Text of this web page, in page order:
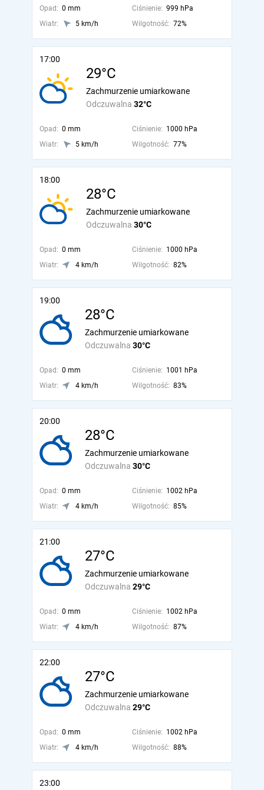
Opad: 0 mm Ciśnienie: 999 hPa
Wiatr:
5 km/h Wilgotność: 72%
17:00
29°C
Odczuwalna 32°C
Zachmurzenie umiarkowane
Opad: 0 mm Ciśnienie: 1000 hPa
Wiatr:
5 km/h Wilgotność: 77%
18:00
28°C
Odczuwalna 30°C
Zachmurzenie umiarkowane
Opad: 0 mm Ciśnienie: 1000 hPa
Wiatr:
4 km/h Wilgotność: 82%
19:00
28°C
Odczuwalna 30°C
Zachmurzenie umiarkowane
Opad: 0 mm Ciśnienie: 1001 hPa
Wiatr:
4 km/h Wilgotność: 83%
20:00
28°C
Odczuwalna 30°C
Zachmurzenie umiarkowane
Opad: 0 mm Ciśnienie: 1002 hPa
Wiatr:
4 km/h Wilgotność: 85%
21:00
27°C
Odczuwalna 29°C
Zachmurzenie umiarkowane
Opad: 0 mm Ciśnienie: 1002 hPa
Wiatr:
4 km/h Wilgotność: 87%
22:00
27°C
Odczuwalna 29°C
Zachmurzenie umiarkowane
Opad: 0 mm Ciśnienie: 1002 hPa
Wiatr:
4 km/h Wilgotność: 88%
23:00